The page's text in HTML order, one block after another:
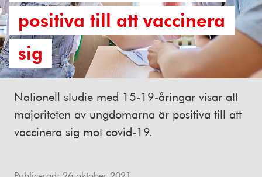
positiva till att vaccinera
sig
Nationell studie med 15-19-åringar visar att
majoriteten av ungdomarna är positiva till att
vaccinera sig mot covid-19.